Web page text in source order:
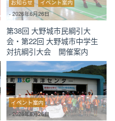
お知らせ
イベント案内
-2026年6月26日
第38回 大野城市民綱引大
会・第22回 大野城市中学生
対抗綱引大会 開催案内
イベント案内
-2026年6月26日